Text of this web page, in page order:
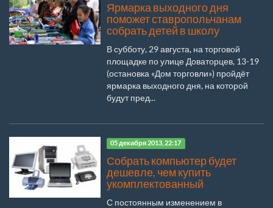
Ярмарка выходного дня
поможет ставропольчанам
собрать детей в школу
В субботу, 29 августа, на торговой
площадке по улице Доваторцев, 13-19
(остановка «Дом торговли») пройдёт
ярмарка выходного дня, на которой
будут пред...
05 декабря 2013, 22:17
Собрать компьютер будет
дешевле, чем купить
укомплектованный
С постоянным изменением в